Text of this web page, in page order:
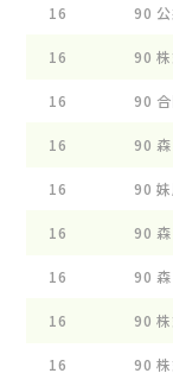
16 90
16 90
16 90
16 90
16 90
16 90
16 90
16 90
16 90